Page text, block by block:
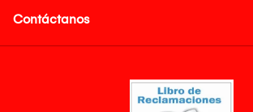
Contáctanos